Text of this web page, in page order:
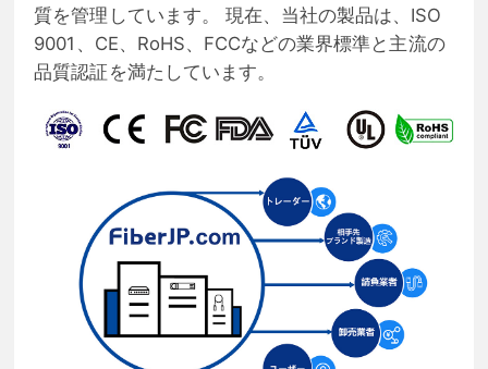
質を管理しています。 現在、当社の製品は、ISO
9001、CE、RoHS、FCCなどの業界標準と主流の
品質認証を満たしています。